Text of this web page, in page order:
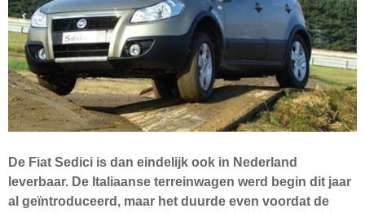
De Fiat Sedici is dan eindelijk ook in Nederland
leverbaar. De Italiaanse terreinwagen werd begin dit jaar
al geïntroduceerd, maar het duurde even voordat de